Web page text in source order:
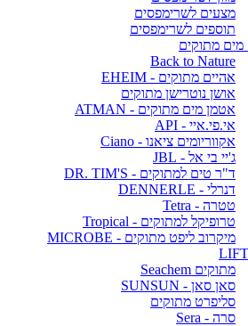
מצעים לשרימפסים
תוספים לשרימפסים
מים מתוקים
Back to Nature
אהיים מתוקים - EHEIM
אושן נוטרישן מתוקים
אטמן מים מתוקים - ATMAN
אי.פי.איי - API
אקווריומים ציאנו - Ciano
ג'יי בי אל - JBL
ד"ר טים למתוקים - DR. TIM'S
דנרלי - DENNERLE
טטרה - Tetra
טרופיקל למתוקים - Tropical
מיקרוב ליפט מתוקים - MICROBE
LIFT
מתוקים Seachem
סאן סאן - SUNSUN
סליפרט מתוקים
סרה - Sera